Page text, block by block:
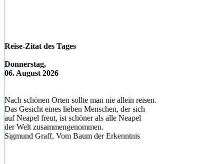
Reise-Zitat des Tages
Donnerstag,
06. August 2026
Nach schönen Orten sollte man nie allein reisen.
Das Gesicht eines lieben Menschen, der sich
auf Neapel freut, ist schöner als alle Neapel
der Welt zusammengenommen.
Sigmund Graff, Vom Baum der Erkenntnis